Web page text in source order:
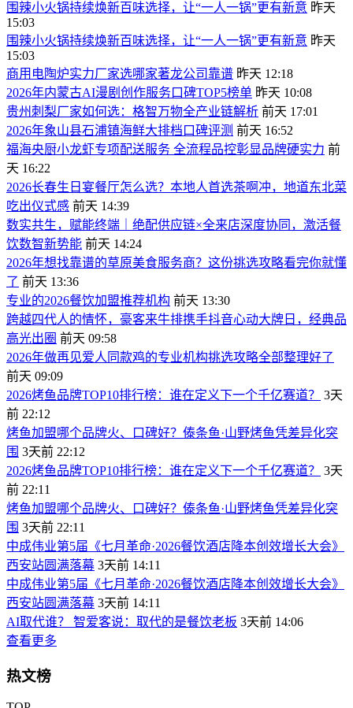
围辣小火锅持续焕新百味选择，让“一人一锅”更有新意 昨天
15:03
围辣小火锅持续焕新百味选择，让“一人一锅”更有新意 昨天
15:03
商用电陶炉实力厂家选哪家著龙公司靠谱 昨天 12:18
2026年内蒙古AI漫剧创作服务口碑TOP5榜单 昨天 10:08
贵州刺梨厂家如何选：格智万物全产业链解析 前天 17:01
2026年象山县石浦镇海鲜大排档口碑评测 前天 16:52
福海央厨小龙虾专项配送服务 全流程品控彰显品牌硬实力 前
天 16:22
2026长春生日宴餐厅怎么选？本地人首选茶啊冲，地道东北菜
吃出仪式感 前天 14:39
数实共生，赋能终端｜绝配供应链×全来店深度协同，激活餐
饮数智新势能 前天 14:24
2026年想找靠谱的草原美食服务商？这份挑选攻略看完你就懂
了 前天 13:36
专业的2026餐饮加盟推荐机构 前天 13:30
跨越四代人的情怀，豪客来牛排携手抖音心动大牌日，经典品
高光出圈 前天 09:58
2026年做再见爱人同款鸡的专业机构挑选攻略全部整理好了
前天 09:09
2026烤鱼品牌TOP10排行榜：谁在定义下一个千亿赛道？
3天
前 22:12
烤鱼加盟哪个品牌火、口碑好？傣条鱼·山野烤鱼凭差异化突
围 3天前 22:12
2026烤鱼品牌TOP10排行榜：谁在定义下一个千亿赛道？
3天
前 22:11
烤鱼加盟哪个品牌火、口碑好？傣条鱼·山野烤鱼凭差异化突
围 3天前 22:11
中成伟业第5届《七月革命·2026餐饮酒店降本创效增长大会》
西安站圆满落幕 3天前 14:11
中成伟业第5届《七月革命·2026餐饮酒店降本创效增长大会》
西安站圆满落幕 3天前 14:11
AI取代谁？ 智爱客说：取代的是餐饮老板 3天前 14:06
查看更多
热文榜